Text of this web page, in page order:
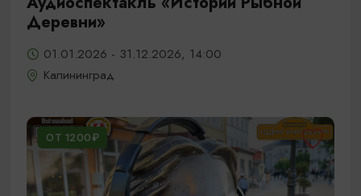
Деревни»
01.01.2026 - 31.12.2026, 14:00
Калининград
ОТ 1200₽